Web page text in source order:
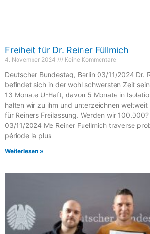
Freiheit für Dr. Reiner Füllmich
4. November 2024 Keine Kommentare
Deutscher Bundestag, Berlin 03/11/2024 Dr.
befindet sich in der wohl schwersten Zeit
13 Monate U-Haft, davon 5 Monate in
halten wir zu ihm und unterzeichnen weltweit
für Reiners Freilassung. Werden wir
03/11/2024 Me Reiner Fuellmich traverse
période la plus
Weiterlesen »